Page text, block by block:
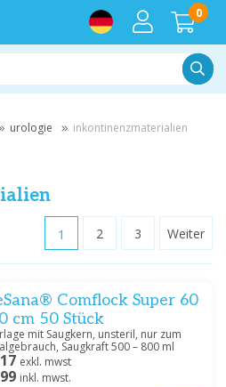
0
urologie inkontinenzmaterialien
1 2 3 Weiter
Comflock Super 60
cm 50 Stück
mit Saugkern, unsteril, nur zum
Saugkraft 500 – 800 ml
exkl. mwst
inkl. mwst.